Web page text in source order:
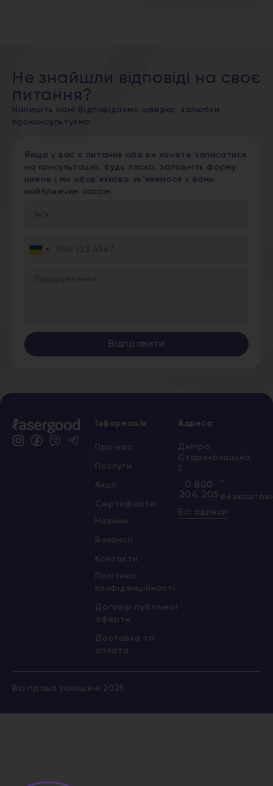
Не знайшли відповіді на своє
питання?
Напишіть нам! Відповідаємо швидко, залюбки
проконсультуємо.
Якщо у вас є питання або ви хочете записатися
на консультацію, будь ласка, заповніть форму
нижче і ми обов’язково зв’яжемося з вами
найближчим часом.
Ukraine
Відправити
Інформація
Про нас
Послуги
Акції
Сертифікати
Новини
Вакансії
Контакти
Політика
конфіденційності
Договір публічної
оферти
Доставка та
оплата
Адреса
Дніпро,
Старокозацька,
5
0 800
204 205
*
Всі адреси
Всі права захищені 2025